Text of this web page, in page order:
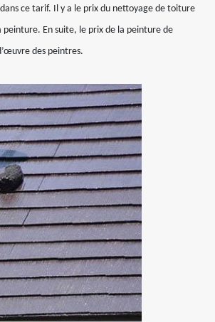
ce tarif. Il y a le prix du nettoyage de toiture
peinture. En suite, le prix de la peinture de
des peintres.